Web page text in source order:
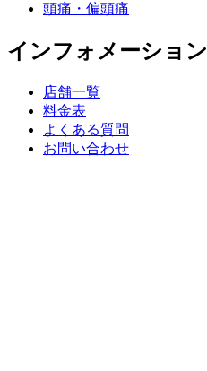
頭痛・偏頭痛
インフォメーション
店舗一覧
料金表
よくある質問
お問い合わせ